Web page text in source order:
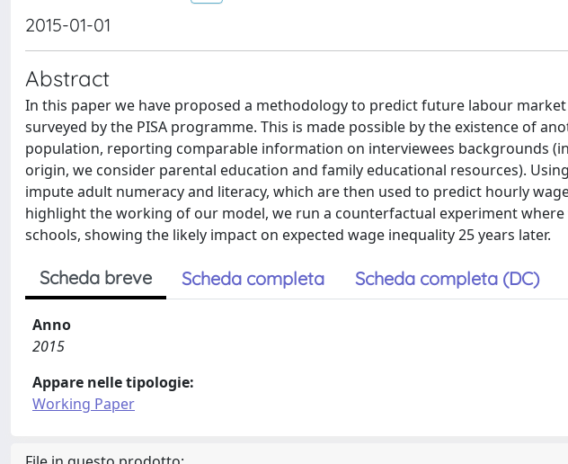
2015-01-01
Abstract
In this paper we have proposed a methodology to predict future labour
surveyed by the PISA programme. This is made possible by the existence of
population, reporting comparable information on interviewees backgrounds
origin, we consider parental education and family educational resources).
impute adult numeracy and literacy, which are then used to predict hourly
highlight the working of our model, we run a counterfactual experiment
schools, showing the likely impact on expected wage inequality 25 years later.
Scheda breve Scheda completa Scheda completa (DC)
Anno
2015
Appare nelle tipologie:
Working Paper